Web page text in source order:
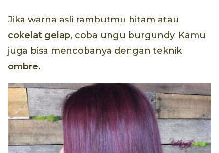
Jika warna asli rambutmu hitam atau
cokelat gelap, coba ungu burgundy. Kamu
juga bisa mencobanya dengan teknik
ombre.